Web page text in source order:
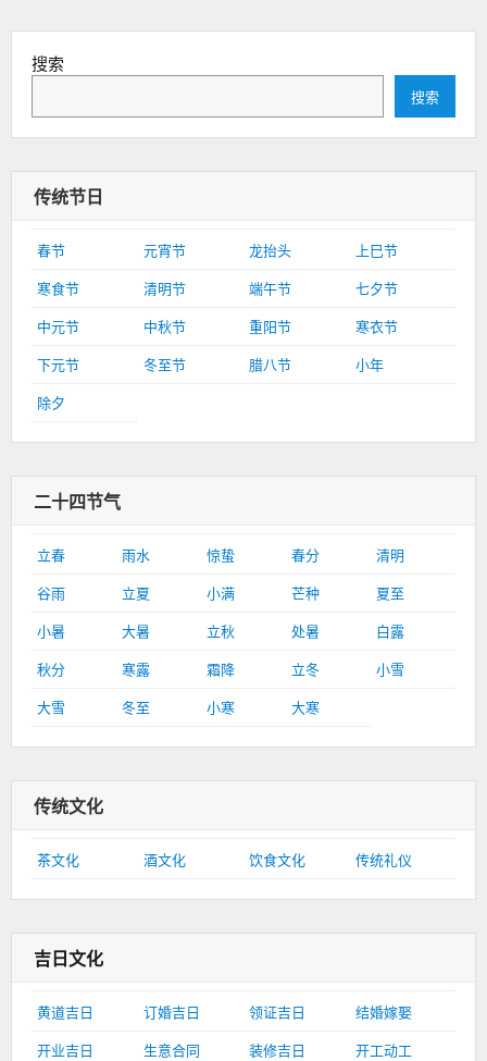
搜索
搜索
传统节日
春节 元宵节 龙抬头
上巳节
寒食节
清明节 端午节
七夕节
中元节
中秋节 重阳节
寒衣节
下元节
冬至节 腊八节
小年
除夕
二十四节气
立春 雨水 惊蛰 春分
清明
谷雨
立夏 小满 芒种
夏至
小暑
大暑 立秋 处暑
白露
秋分
寒露 霜降 立冬
小雪
大雪
冬至 小寒 大寒
传统文化
茶文化 酒文化 饮食文化 传统礼仪
吉日文化
黄道吉日 订婚吉日 领证吉日
结婚嫁娶
开业吉日
生意合同 装修吉日
开工动工